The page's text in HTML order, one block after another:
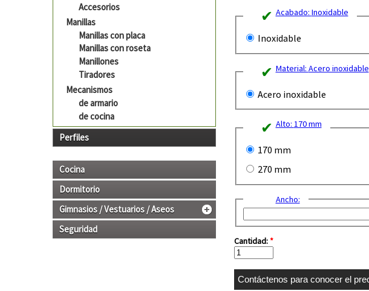
Accesorios
Manillas
Manillas con placa
Manillas con roseta
Manillones
Tiradores
Mecanismos
de armario
de cocina
Perfiles
Cocina
Dormitorio
Gimnasios / Vestuarios / Aseos
Seguridad
Acabado: Inoxidable
Inoxidable
Material: Acero inoxidable
Acero inoxidable
Alto: 170 mm
170 mm
270 mm
Ancho:
Cantidad:*